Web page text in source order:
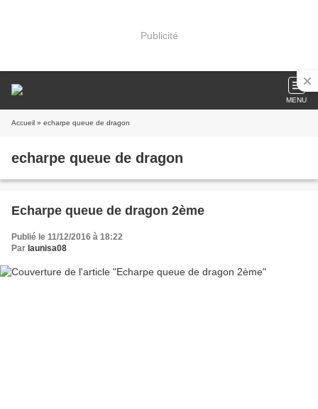
Publicité
MENU
Accueil » echarpe queue de dragon
echarpe queue de dragon
Echarpe queue de dragon 2ème
Publié le 11/12/2016 à 18:22
Par launisa08